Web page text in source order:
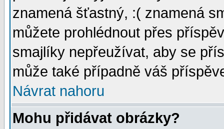
znamená šťastný, :( znamená
můžete prohlédnout přes
smajlíky nepřeužívat, aby se
může také případně váš
Návrat nahoru
Mohu přidávat obrázky?